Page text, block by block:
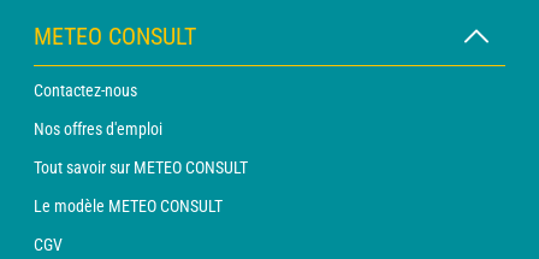
METEO CONSULT
Contactez-nous
Nos offres d'emploi
Tout savoir sur METEO CONSULT
Le modèle METEO CONSULT
CGV